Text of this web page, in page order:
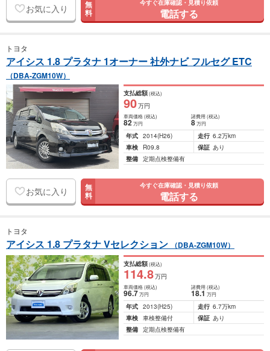
お気に入り 無
料
今すぐ在庫確認・見積り依頼
電話する
トヨタ
アイシス 1.8 プラタナ 1オーナー 社外ナビ フルセグ ETC
（DBA-ZGM10W）
支払総額(税込)
90万円
車両価格(税込)
82万円
諸費用 (税込)
8 万円
年式 2014(H26) 走行 6.2万km
車検
R09.8 保証 あり
整備 定期点検整備有
お気に入り 無
料
今すぐ在庫確認・見積り依頼
電話する
トヨタ
アイシス 1.8 プラタナ Vセレクション （DBA-ZGM10W）
支払総額(税込)
114.8万円
車両価格(税込)
96.7万円
諸費用 (税込)
18.1 万円
年式 2013(H25) 走行 6.7万km
車検 車検整備付 保証 あり
整備 定期点検整備有